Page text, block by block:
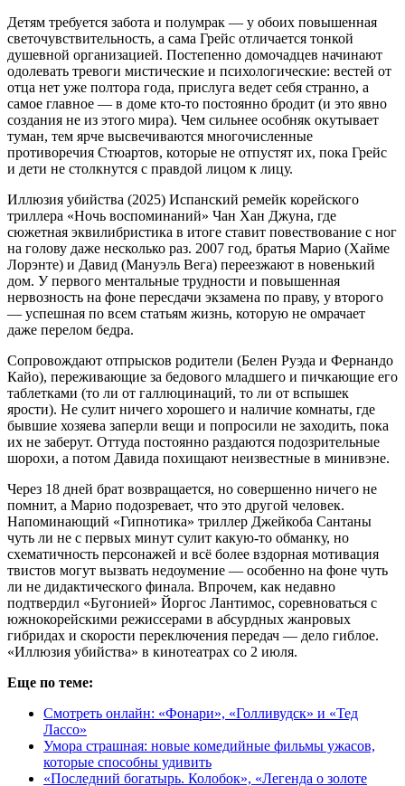
Детям требуется забота и полумрак — у обоих повышенная
светочувствительность, а сама Грейс отличается тонкой
душевной организацией. Постепенно домочадцев начинают
одолевать тревоги мистические и психологические: вестей от
отца нет уже полтора года, прислуга ведет себя странно, а
самое главное — в доме кто-то постоянно бродит (и это явно
создания не из этого мира). Чем сильнее особняк окутывает
туман, тем ярче высвечиваются многочисленные
противоречия Стюартов, которые не отпустят их, пока Грейс
и дети не столкнутся с правдой лицом к лицу.
Иллюзия убийства (2025) Испанский ремейк корейского
триллера «Ночь воспоминаний» Чан Хан Джуна, где
сюжетная эквилибристика в итоге ставит повествование с ног
на голову даже несколько раз. 2007 год, братья Марио (Хайме
Лорэнте) и Давид (Мануэль Вега) переезжают в новенький
дом. У первого ментальные трудности и повышенная
нервозность на фоне пересдачи экзамена по праву, у второго
— успешная по всем статьям жизнь, которую не омрачает
даже перелом бедра.
Сопровождают отпрысков родители (Белен Руэда и Фернандо
Кайо), переживающие за бедового младшего и пичкающие его
таблетками (то ли от галлюцинаций, то ли от вспышек
ярости). Не сулит ничего хорошего и наличие комнаты, где
бывшие хозяева заперли вещи и попросили не заходить, пока
их не заберут. Оттуда постоянно раздаются подозрительные
шорохи, а потом Давида похищают неизвестные в минивэне.
Через 18 дней брат возвращается, но совершенно ничего не
помнит, а Марио подозревает, что это другой человек.
Напоминающий «Гипнотика» триллер Джейкоба Сантаны
чуть ли не с первых минут сулит какую-то обманку, но
схематичность персонажей и всё более вздорная мотивация
твистов могут вызвать недоумение — особенно на фоне чуть
ли не дидактического финала. Впрочем, как недавно
подтвердил «Бугонией» Йоргос Лантимос, соревноваться с
южнокорейскими режиссерами в абсурдных жанровых
гибридах и скорости переключения передач — дело гиблое.
«Иллюзия убийства» в кинотеатрах со 2 июля.
Еще по теме:
Смотреть онлайн: «Фонари», «Голливудск» и «Тед
Лассо»
Умора страшная: новые комедийные фильмы ужасов,
которые способны удивить
«Последний богатырь. Колобок», «Легенда о золоте